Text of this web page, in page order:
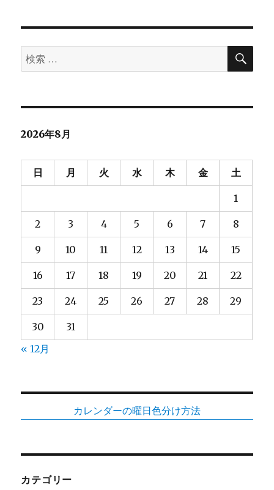
検
索
象:
検
2026年8月
日 月 火 水 木 金 土
1
2 3 4 5 6 7 8
9 10 11 12 13 14 15
16 17 18 19 20 21 22
23 24 25 26 27 28 29
30
31
« 12月
カレンダーの曜日色分け方法
カテゴリー